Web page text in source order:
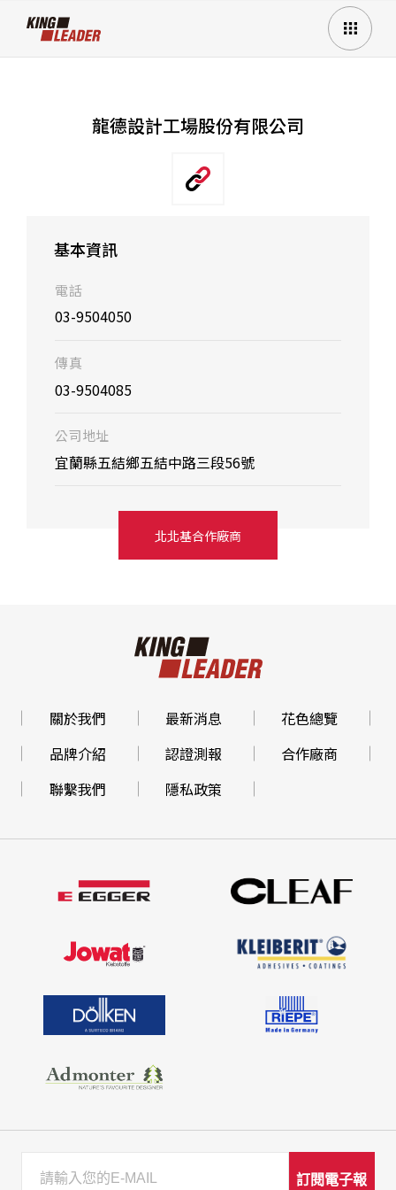
龍德設計工場股份有限公司
基本資訊
電話
03-9504050
傳真
03-9504085
公司地址
宜蘭縣五結鄉五結中路三段56號
北北基合作廠商
關於我們 最新消息
花色總覽
品牌介紹
認證測報
合作廠商
聯繫我們
隱私政策
訂閱電子報